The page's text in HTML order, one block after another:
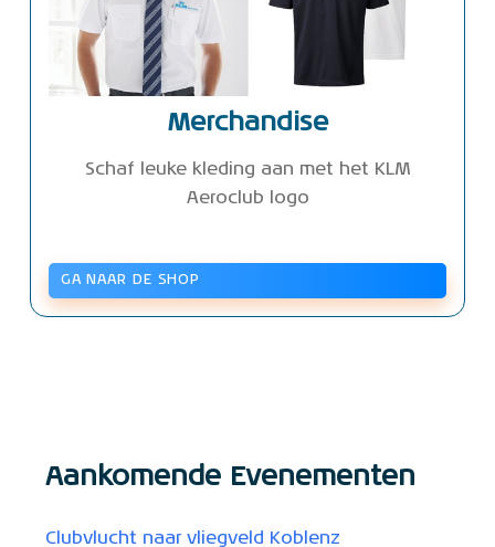
Merchandise
Schaf leuke kleding aan met het KLM
Aeroclub logo
GA NAAR DE SHOP
Aankomende Evenementen
Clubvlucht naar vliegveld Koblenz